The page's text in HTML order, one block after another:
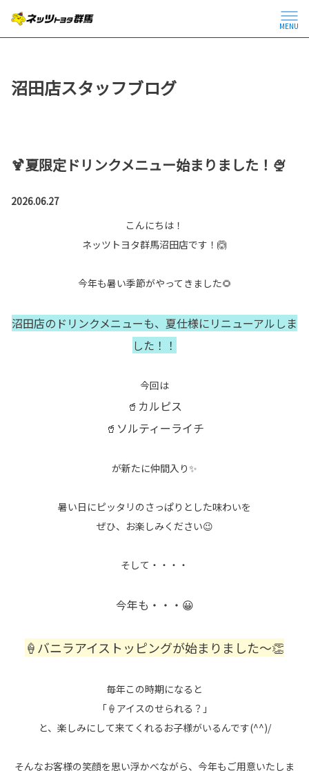
MENU
沼田店スタッフブログ
🍹夏限定ドリンクメニュー始まりました！🍨
2026.06.27
こんにちは！
ネッツトヨタ群馬沼田店です！🙆
今年も暑い季節がやってきました🌻
沼田店のドリンクメニューも、夏仕様にリニューアルしま
した！！
今回は
🥤カルピス
🥤ソルティーライチ
が新たに仲間入り✨
暑い日にピッタリのさっぱりとした味わいを
ぜひ、お楽しみください😉
そして・・・・
今年も・・・😀
🍦バニラアイストッピングが始まりました～👏
毎年この時期になると
「🍦アイスのせられる？」
と、楽しみにして来てくれるお子様がいるんです(^^)/
そんなお客様の笑顔を思い浮かべながら、今年もご用意いたしま